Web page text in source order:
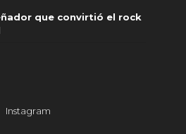
que convirtió el rock
Instagram